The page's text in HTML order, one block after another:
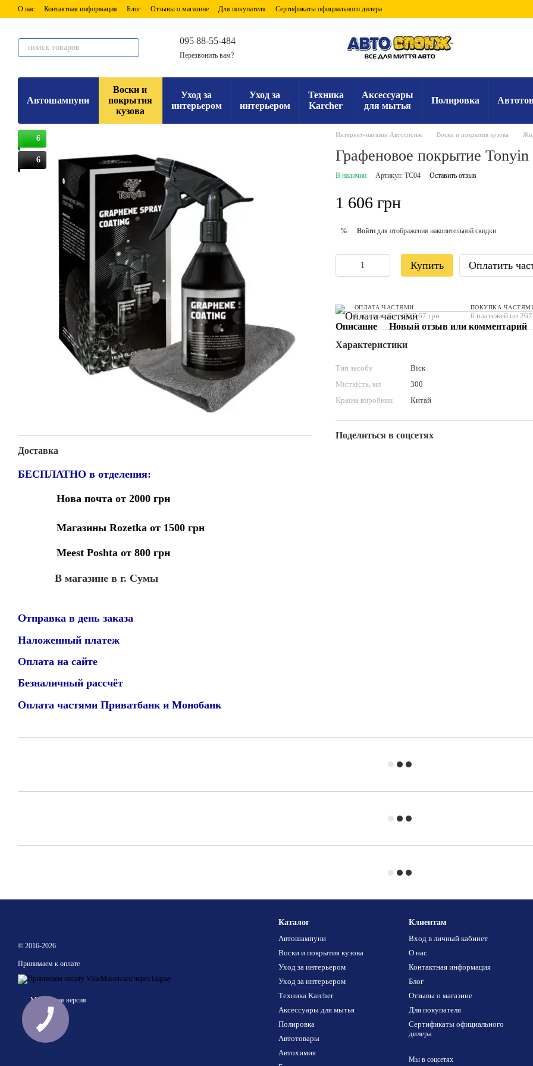
Перейти к основному контенту
О нас Контактная информация Блог Отзывы о магазине Для покупателя Сертификаты официального дилера
095 88-55-484
Перезвонить вам?
Автошампуни
Воски и
покрытия
кузова
Уход за
интерьером
Уход за
интерьером
Техника
Karcher
Аксессуары
для мытья
Полировка
6
6
Доставка
БЕСПЛАТНО в отделения:
Нова почта от 2000 грн
Магазины Rozetka от 1500 грн
Meest Poshta от 800 грн
В магазине в г. Сумы
Отправка в день заказа
Наложенный платеж
Оплата на сайте
Безналичный рассчёт
Оплата частями Приватбанк и Монобанк
Интернет-магазин Автоспонж Воски и покрытия кузова
Графеновое покрытие
В наличии Артикул: TC04 Оставить отзыв
1 606 грн
% Войтидля отображения накопительной скидки
Купить Оплатить
ОПЛАТА ЧАСТЯМИ
6 платежей по 267.67 грн
ПОКУПКА
6 платежей по
Описание
Новый отзыв или комментарий
Характеристики
Тип засобу
Віск
Місткість, мл
300
Країна виробник
Китай
Поделиться в соцсетях
© 2016-2026
Принимаем к оплате
Мобильная версия
Каталог
Автошампуни
Воски и покрытия кузова
Уход за интерьером
Уход за интерьером
Техника Karcher
Аксессуары для мытья
Полировка
Автотовары
Автохимия
Клиентам
Вход в личный кабинет
О нас
Контактная информация
Блог
Отзывы о магазине
Для покупателя
Сертификаты официального
дилера
Мы в соцсетях